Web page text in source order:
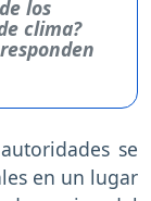
los
clima?
se
en un lugar